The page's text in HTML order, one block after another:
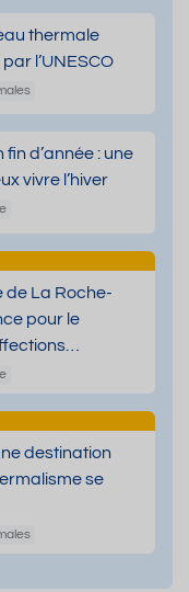
thermale
l’UNESCO
d’année : une
vivre l’hiver
de La Roche-
pour le
destination
se